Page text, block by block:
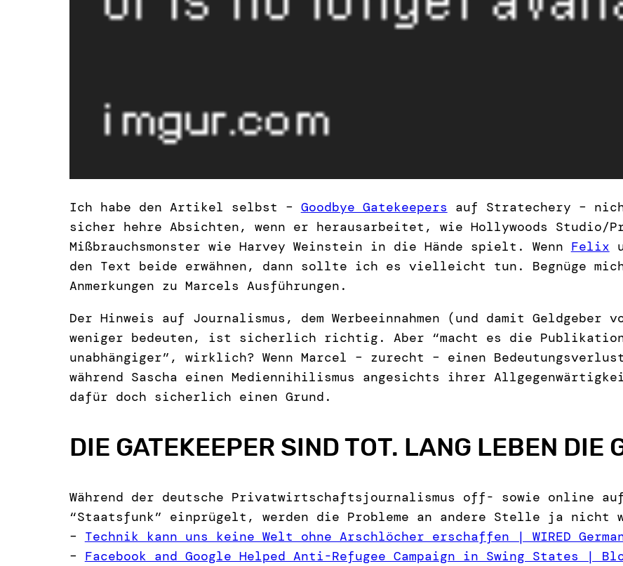
Ich habe den Artikel selbst – Goodbye Gatekeepers auf Stratechery –
sicher hehre Absichten, wenn er herausarbeitet, wie Hollywoods Studio/
Mißbrauchsmonster wie Harvey Weinstein in die Hände spielt. Wenn Felix
den Text beide erwähnen, dann sollte ich es vielleicht tun. Begnüge
Anmerkungen zu Marcels Ausführungen.
Der Hinweis auf Journalismus, dem Werbeeinnahmen (und damit Geldgeber
weniger bedeuten, ist sicherlich richtig. Aber “macht es die
unabhängiger”, wirklich? Wenn Marcel – zurecht – einen
während Sascha einen Mediennihilismus angesichts ihrer
dafür doch sicherlich einen Grund.
DIE GATEKEEPER SIND TOT. LANG LEBEN DIE
Während der deutsche Privatwirtschaftsjournalismus off- sowie online
“Staatsfunk” einprügelt, werden die Probleme an andere Stelle ja nicht
– Technik kann uns keine Welt ohne Arschlöcher erschaffen | WIRED
– Facebook and Google Helped Anti-Refugee Campaign in Swing States |